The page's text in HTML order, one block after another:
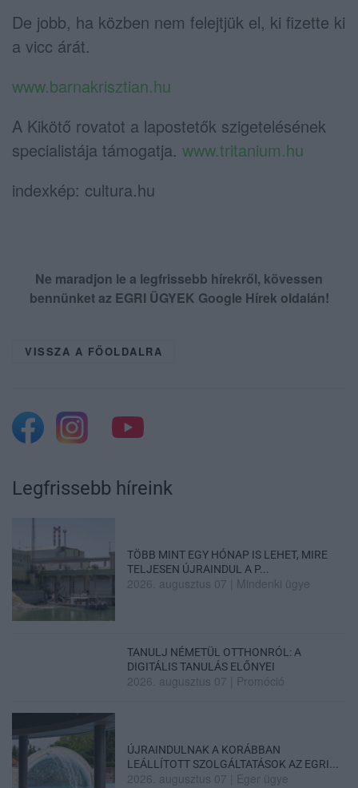
De jobb, ha közben nem felejtjük el, ki fizette ki
a vicc árát.
www.barnakrisztian.hu
A Kikötő rovatot a lapostetők szigetelésének
specialistája támogatja. www.tritanium.hu
indexkép: cultura.hu
Ne maradjon le a legfrissebb hírekről, kövessen
bennünket az EGRI ÜGYEK Google Hírek oldalán!
VISSZA A FŐOLDALRA
Legfrissebb híreink
TÖBB MINT EGY HÓNAP IS LEHET, MIRE
TELJESEN ÚJRAINDUL A P...
2026. augusztus 07 Mindenki ügye
TANULJ NÉMETÜL OTTHONRÓL: A
DIGITÁLIS TANULÁS ELŐNYEI
2026. augusztus 07 Promóció
ÚJRAINDULNAK A KORÁBBAN
LEÁLLÍTOTT SZOLGÁLTATÁSOK AZ EGRI...
2026. augusztus 07 Eger ügye